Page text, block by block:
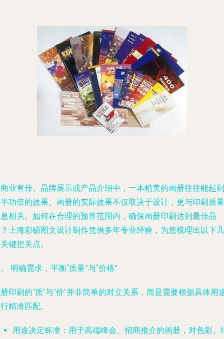
业宣传、品牌展示或产品介绍中，一本精美的画册往往能起到
功倍的效果。画册的实际效果不仅取决于设计，更与印刷质量
相关。如何在合理的预算范围内，确保画册印刷达到最佳品
上海彩硕图文设计制作凭借多年专业经验，为您梳理出以下几
键把关点。
明确需求，平衡“质量”与“价格”
印刷的“质”与“价”并非简单的对立关系，而是需要根据具体用
精准匹配。
用途决定标准 ：用于高端峰会、招商推介的画册，对色彩、